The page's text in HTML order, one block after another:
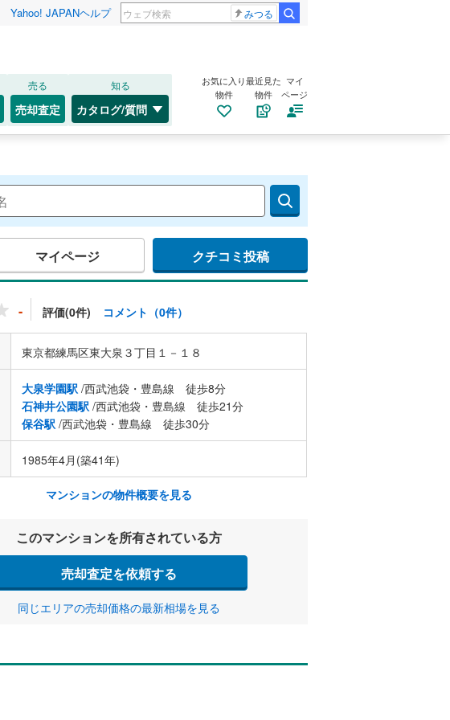
Yahoo! JAPANヘルプ みつる
売る
売却査定
知る
カタログ/質問
お気に入り
物件
最近見た
物件
マイ
ページ
マイページ クチコミ投稿
- 評価(0件) コメント（0件）
東京都練馬区東大泉３丁目１－１８
大泉学園駅 /西武池袋・豊島線 徒歩8分
石神井公園駅 /西武池袋・豊島線 徒歩21分
保谷駅 /西武池袋・豊島線 徒歩30分
1985年4月(築41年)
マンションの物件概要を見る
このマンションを所有されている方
売却査定を依頼する
同じエリアの売却価格の最新相場を見る